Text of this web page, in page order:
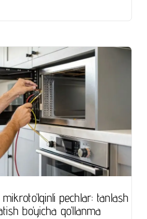
mikroto’lqinli pechlar: tanlash
bo’yicha qo’llanma